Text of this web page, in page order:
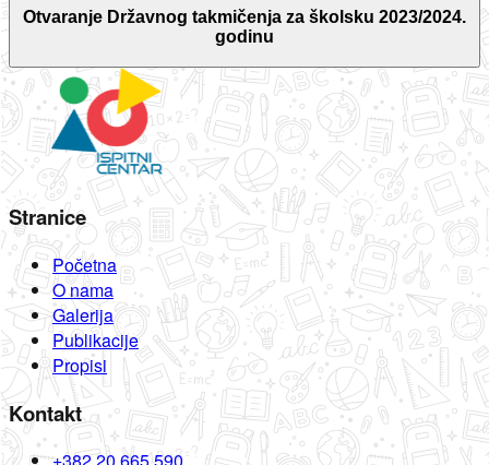
Otvaranje Državnog takmičenja za školsku 2023/2024.
godinu
Stranice
Početna
O nama
Galerija
Publikacije
Propisi
Kontakt